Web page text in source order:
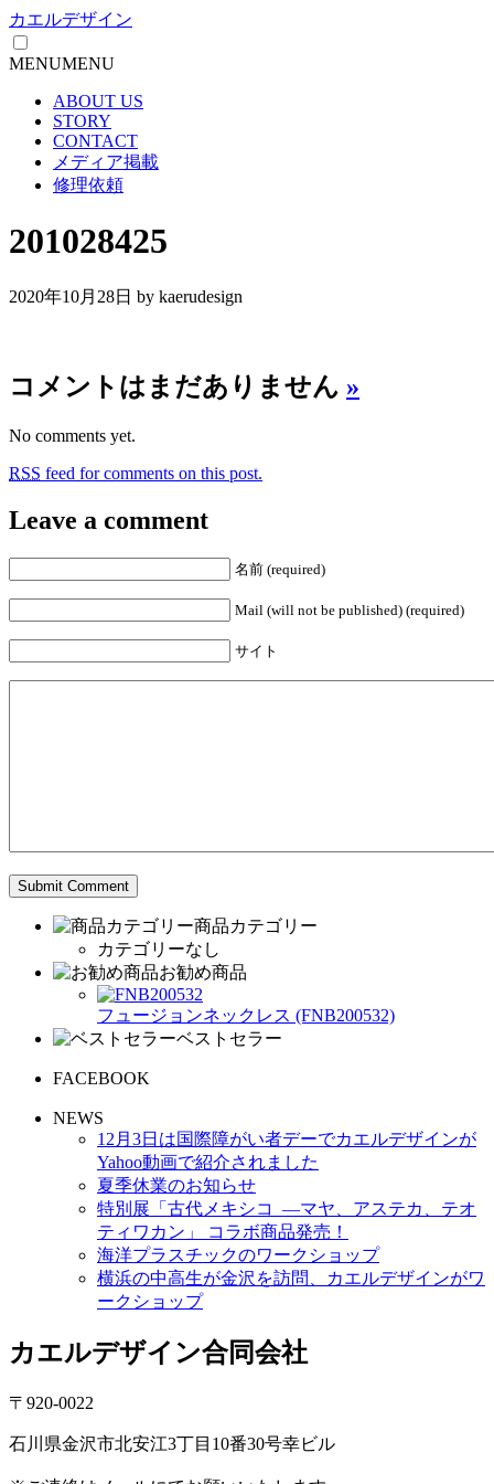
カエルデザイン
MENUMENU
ABOUT US
STORY
CONTACT
メディア掲載
修理依頼
201028425
2020年10月28日 by kaerudesign
コメントはまだありません »
No comments yet.
RSS feed for comments on this post.
Leave a comment
名前 (required)
Mail (will not be published) (required)
サイト
商品カテゴリー
カテゴリーなし
お勧め商品
フュージョンネックレス (FNB200532)
ベストセラー
FACEBOOK
NEWS
12月3日は国際障がい者デーでカエルデザインが
Yahoo動画で紹介されました
夏季休業のお知らせ
特別展「古代メキシコ ―マヤ、アステカ、テオ
ティワカン」 コラボ商品発売！
海洋プラスチックのワークショップ
横浜の中高生が金沢を訪問、カエルデザインがワ
ークショップ
カエルデザイン合同会社
〒920-0022
石川県金沢市北安江3丁目10番30号幸ビル